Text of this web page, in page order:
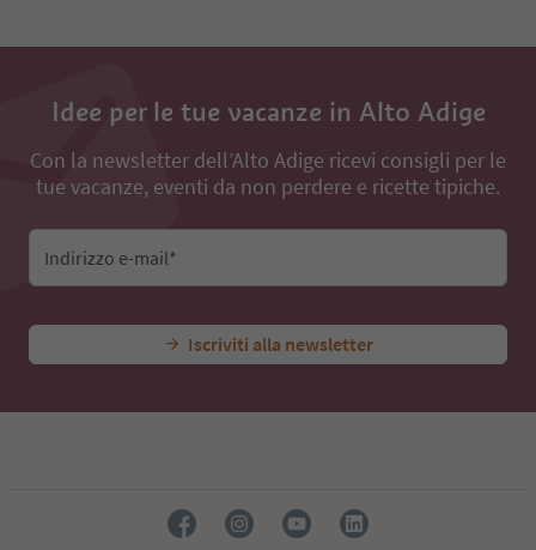
Idee per le tue vacanze in Alto Adige
Con la newsletter dell’Alto Adige ricevi consigli per le
tue vacanze, eventi da non perdere e ricette tipiche.
Indirizzo e-mail*
Iscriviti alla newsletter